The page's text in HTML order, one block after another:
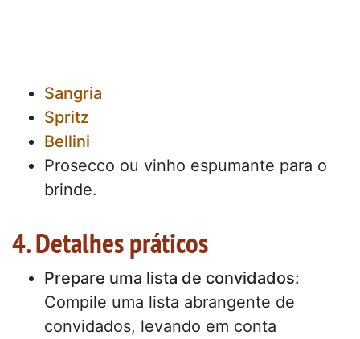
Sangria
Spritz
Bellini
Prosecco ou vinho espumante para o
brinde.
4. Detalhes práticos
Prepare uma lista de convidados:
Compile uma lista abrangente de
convidados, levando em conta